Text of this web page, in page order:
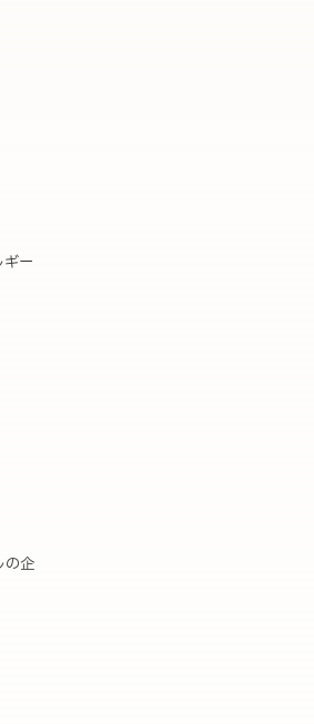
ー
の企